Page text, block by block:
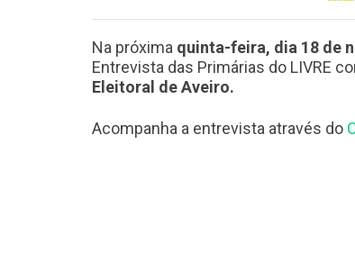
Na próxima quinta-feira, dia 18 de
Entrevista das Primárias do LIVRE
Eleitoral de Aveiro.
Acompanha a entrevista através do